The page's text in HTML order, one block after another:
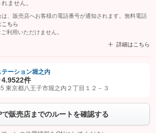
ません。
、販売店へお客様の電話番号が通知されます。無料電話
こちら
利用いただけません。
詳細はこちら
ーネットを友だち追加してから「許可する」ボタンを押
ボタンをタップして問い合わせを
さい。
テーション堀之内
4.9522件
東京都八王子市堀之内２丁目１２－３
で販売店までのルートを確認する